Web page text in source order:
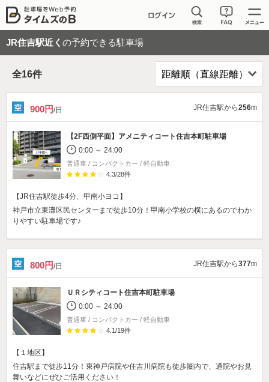
JR住吉駅近く の予約できる駐車場
全16件
900円/日 JR住吉駅から256m
【2F西側平面】 アメニティコート住吉本町駐車場
0:00 ～ 24:00
普通車 / コンパクトカー / 軽自動車
4.3/28件
【JR住吉駅徒歩4分、甲南小ヨコ】
神戸市立東灘区民センターまで徒歩10分！甲南小学校の横にあるのでわか
りやすい駐車場です♪
800円/日 JR住吉駅から377m
ＵＲシティコート住吉本町駐車場
0:00 ～ 24:00
普通車 / コンパクトカー / 軽自動車
4.1/19件
【１地区】
住吉駅まで徒歩11分！東神戸病院や住吉川病院も徒歩圏内で、通院やお見
舞いなどにぜひご活用ください！